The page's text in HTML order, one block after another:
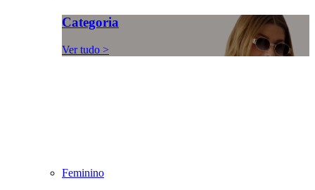
Categoria
Ver tudo >
Feminino